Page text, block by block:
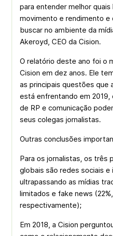
para entender melhor quais
movimento e rendimento e
buscar no ambiente da
Akeroyd, CEO da Cision.
O relatório deste ano foi o
Cision em dez anos. Ele
as principais questões que
está enfrentando em
de RP e comunicação
seus colegas jornalistas.
Outras conclusões
Para os jornalistas, os três
globais são redes sociais e
ultrapassando as mídias
limitados e fake news
respectivamente);
Em 2018, a Cision